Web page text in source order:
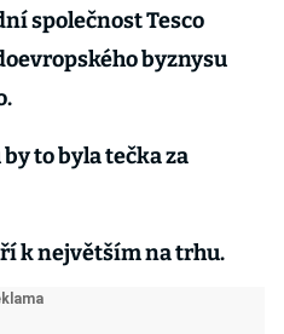
společnost Tesco
byznysu
to byla tečka za
k největším na trhu.